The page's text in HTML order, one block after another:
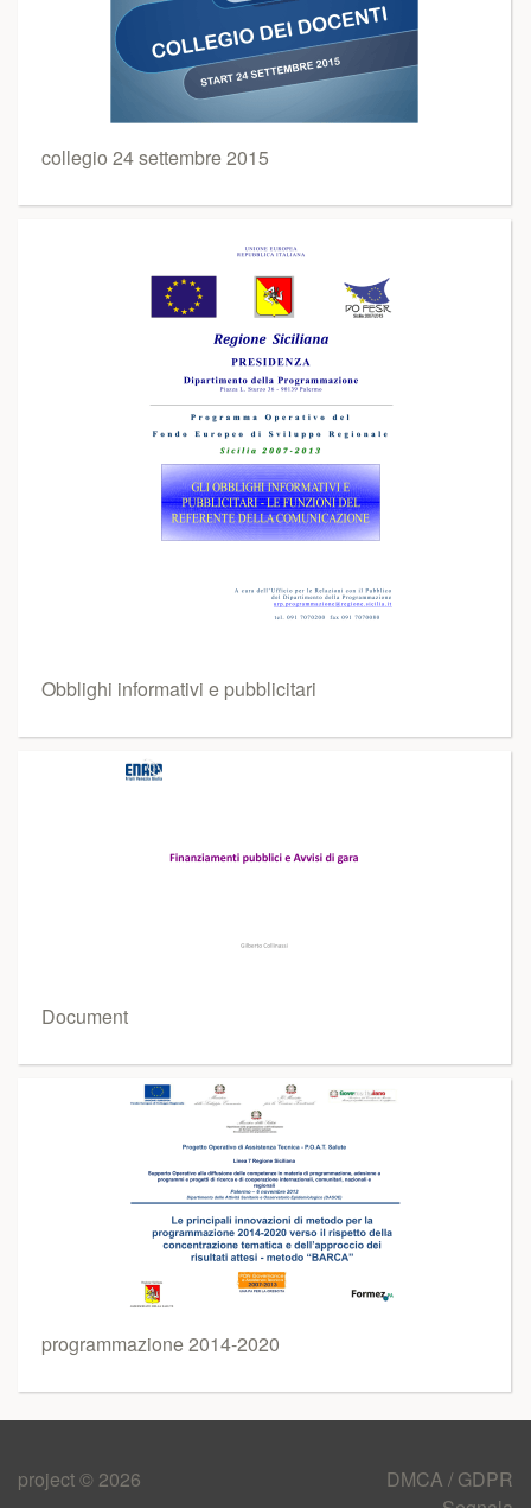
collegio 24 settembre 2015
Obblighi informativi e pubblicitari
Document
programmazione 2014-2020
project © 2026
DMCA / GDPR